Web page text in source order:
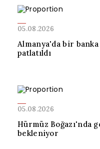
05.08.2026
Almanya'da bir
patlatıldı
05.08.2026
Hürmüz Boğazı'nda
bekleniyor